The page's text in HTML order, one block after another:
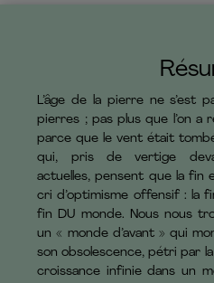
L’âge de la pierre ne s’est
pierres ; pas plus que l’on a
parce que le vent était
qui, pris de vertige
actuelles, pensent que la fin
cri d’optimisme offensif : la
fin DU monde. Nous nous
un « monde d’avant » qui
son obsolescence, pétri par
croissance infinie dans un